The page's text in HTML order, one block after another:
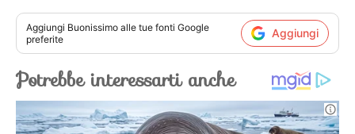
Aggiungi Buonissimo alle tue fonti Google
preferite
Aggiungi